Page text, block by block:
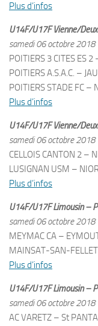
Plus d’infos
U14F/U17F Vienne/
samedi 06 octobre 2018
POITIERS 3 CITES ES
POITIERS A.S.A.C. –
POITIERS STADE FC –
Plus d’infos
U14F/U17F Vienne/
samedi 06 octobre 2018
CELLOIS CANTON 2 –
LUSIGNAN USM –
Plus d’infos
U14F/U17F Limousin –
samedi 06 octobre 2018
MEYMAC CA –
MAINSAT-SAN-
Plus d’infos
U14F/U17F Limousin –
samedi 06 octobre 2018
AC VARETZ – St